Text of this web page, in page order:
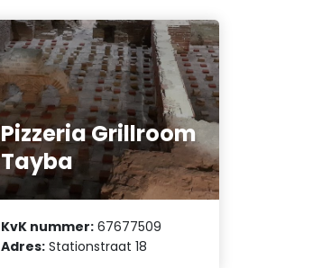
Pizzeria Grillroom
Tayba
KvK nummer: 67677509
Adres: Stationstraat 18